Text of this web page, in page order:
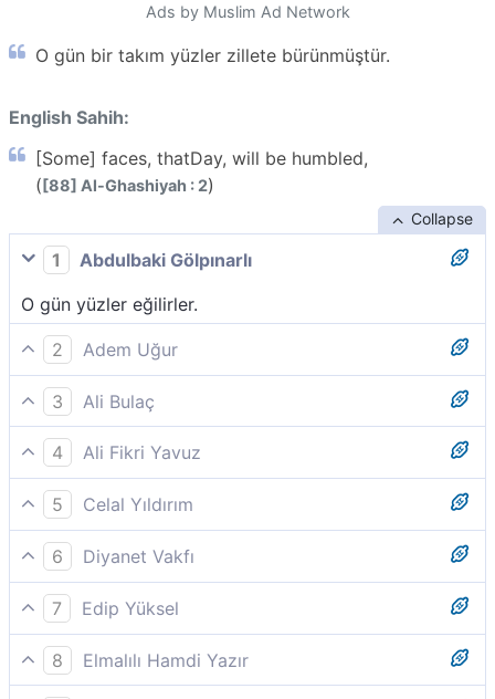
Ads by Muslim Ad Network
O gün bir takım yüzler zillete bürünmüştür.
English Sahih:
[Some] faces, thatDay, will be humbled,
([88] Al-Ghashiyah : 2)
Collapse
1
Abdulbaki Gölpınarlı
O gün yüzler eğilirler.
2
Adem Uğur
O gün bir takım yüzler zelildir,
3
Ali Bulaç
O gün, öyle yüzler vardır ki, 'zillet içinde
aşağılanmıştır.'
4
Ali Fikri Yavuz
Bir takım yüzler vardır ki, o gün zelildir;
5
Celal Yıldırım
Yüzler var ki, o gün kararıp aşağılanmıştır.
6
Diyanet Vakfı
O gün bir takım yüzler zelildir,
7
Edip Yüksel
O gün yüzler saygı gösterir.
8
Elmalılı Hamdi Yazır